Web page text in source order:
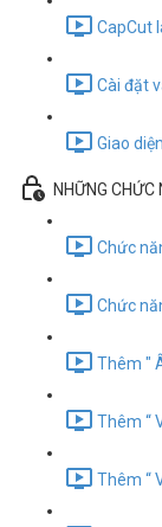
CapCut
Cài đặt
Giao
NHỮNG CHỨC
Chức
Chức
Thêm "
Thêm “
Thêm “